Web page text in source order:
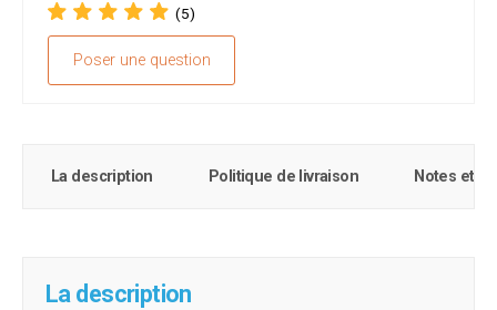
(5)
Poser une question
La description Politique de livraison Notes et
La description